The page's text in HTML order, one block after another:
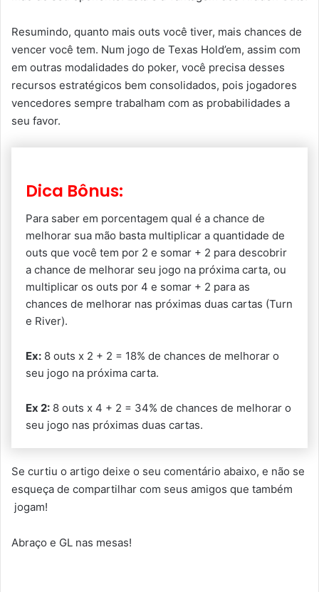
Resumindo, quanto mais outs você tiver, mais chances de
vencer você tem. Num jogo de Texas Hold’em, assim com
em outras modalidades do poker, você precisa desses
recursos estratégicos bem consolidados, pois jogadores
vencedores sempre trabalham com as probabilidades a
seu favor.
Dica Bônus:
Para saber em porcentagem qual é a chance de
melhorar sua mão basta multiplicar a quantidade de
outs que você tem por 2 e somar + 2 para descobrir
a chance de melhorar seu jogo na próxima carta, ou
multiplicar os outs por 4 e somar + 2 para as
chances de melhorar nas próximas duas cartas (Turn
e River).
Ex: 8 outs x 2 + 2 = 18% de chances de melhorar o
seu jogo na próxima carta.
Ex 2: 8 outs x 4 + 2 = 34% de chances de melhorar o
seu jogo nas próximas duas cartas.
Se curtiu o artigo deixe o seu comentário abaixo, e não se
esqueça de compartilhar com seus amigos que também
jogam!
Abraço e GL nas mesas!